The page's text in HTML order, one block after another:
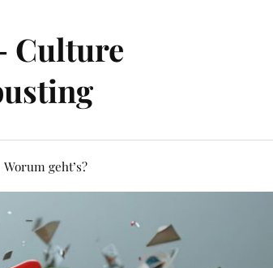
Culture
Worum geht’s?